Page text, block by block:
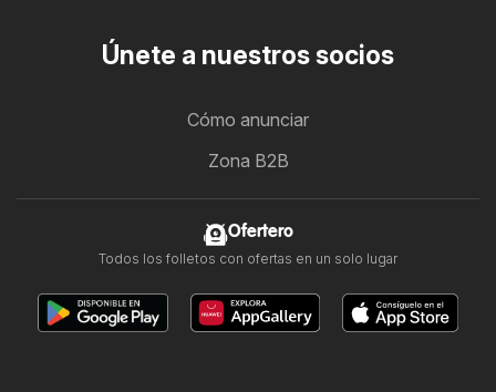
Únete a nuestros socios
Cómo anunciar
Zona B2B
Ofertero
Todos los folletos con ofertas en un solo lugar